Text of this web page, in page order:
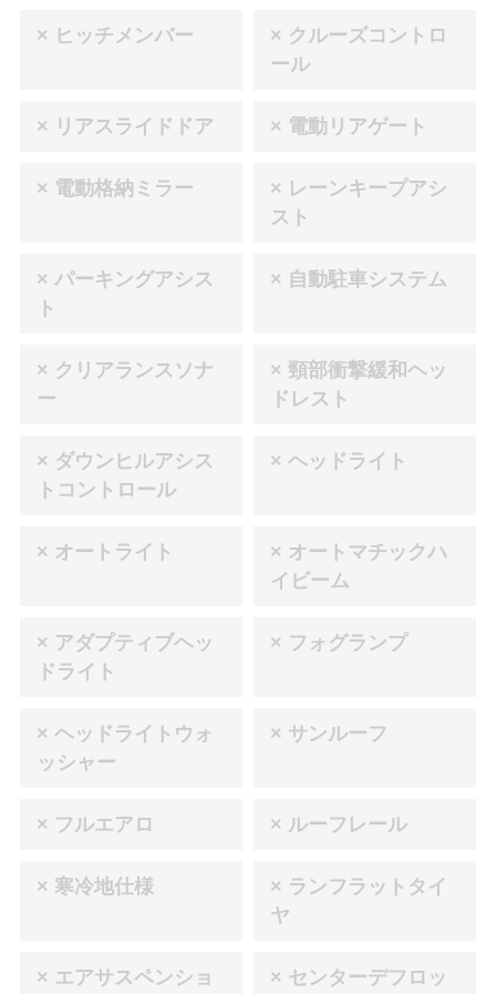
× ヒッチメンバー
× クルーズコントロ
ール
× リアスライドドア × 電動リアゲート
× 電動格納ミラー
× レーンキープアシ
スト
× パーキングアシス
ト
× 自動駐車システム
× クリアランスソナ
ー
× 頸部衝撃緩和ヘッ
ドレスト
× ダウンヒルアシス
トコントロール
× ヘッドライト
× オートライト
× オートマチックハ
イビーム
× アダプティブヘッ
ドライト
× フォグランプ
× ヘッドライトウォ
ッシャー
× サンルーフ
× フルエアロ × ルーフレール
× 寒冷地仕様
× ランフラットタイ
ヤ
× エアサスペンショ
× センターデフロッ